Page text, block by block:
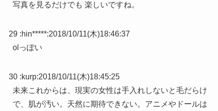
写真を見るだけでも 楽しいですね。
29 :hin*****:2018/10/11(木)18:46:37
olっぽい
30 :kurp:2018/10/11(木)18:45:25
未来これからは、現実の女性は手入れしないと毛だらけ
で、肌が汚い。天然に期待できない。アニメやドールは